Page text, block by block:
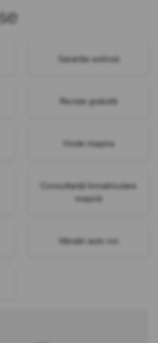
Garanție extinsă
Revizie gratuită
Vinde mașina
Consultanță înmatriculare
mașină
Vânzări auto noi